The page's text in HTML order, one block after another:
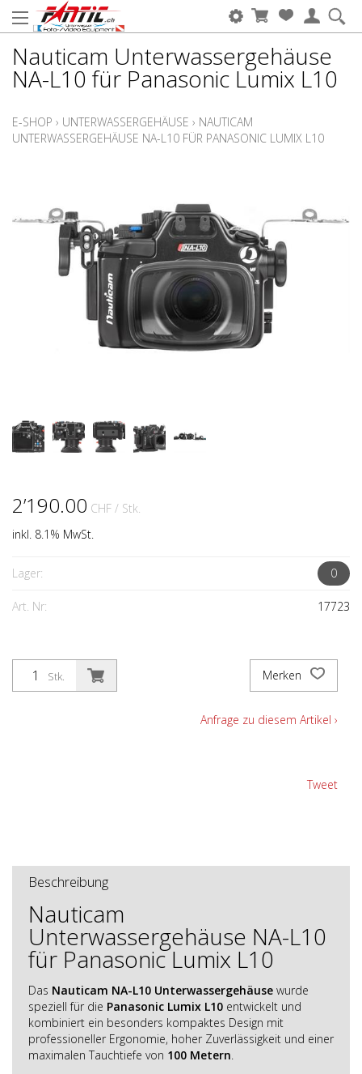
Nauticam Unterwassergehäuse
NA-L10 für Panasonic Lumix L10
E-SHOP › UNTERWASSERGEHÄUSE › NAUTICAM
UNTERWASSERGEHÄUSE NA-L10 FÜR PANASONIC LUMIX L10
2’190.00 CHF / Stk.
inkl. 8.1% MwSt.
Lager: 0
Art. Nr: 17723
Stk. Merken
Anfrage zu diesem Artikel ›
Tweet
Beschreibung
Nauticam
Unterwassergehäuse NA-L10
für Panasonic Lumix L10
Das Nauticam NA-L10 Unterwassergehäuse wurde
speziell für die Panasonic Lumix L10 entwickelt und
kombiniert ein besonders kompaktes Design mit
professioneller Ergonomie, hoher Zuverlässigkeit und einer
maximalen Tauchtiefe von 100 Metern.